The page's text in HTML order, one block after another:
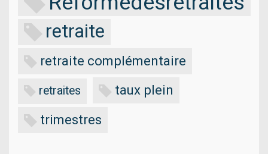
retraite
retraite complémentaire
retraites
taux plein
trimestres